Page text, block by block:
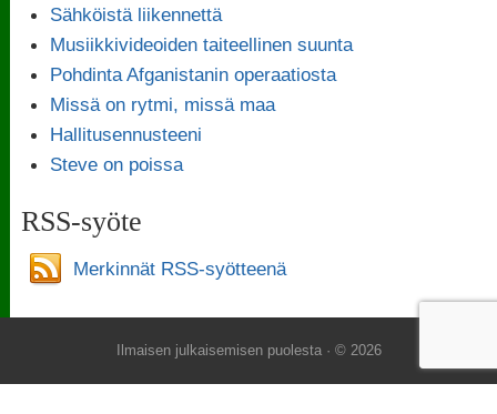
Sähköistä liikennettä
Musiikkivideoiden taiteellinen suunta
Pohdinta Afganistanin operaatiosta
Missä on rytmi, missä maa
Hallitusennusteeni
Steve on poissa
RSS-syöte
Merkinnät RSS-syötteenä
Ilmaisen julkaisemisen puolesta · © 2026